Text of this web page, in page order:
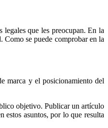
legales que les preocupan. En la
Como se puede comprobar en la
marca y el posicionamiento del
objetivo. Publicar un artículo
estos asuntos, por lo que resulta